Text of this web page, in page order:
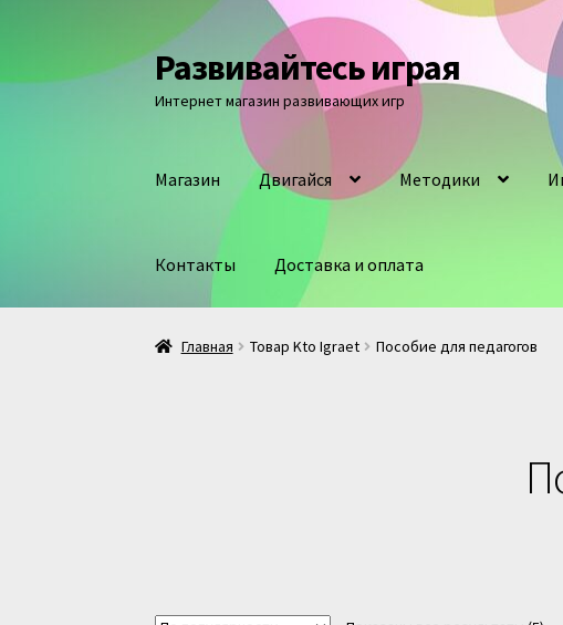
Перейти
к
навигации
Перейти
к
содержимому
Развивайтесь играя
Интернет магазин развивающих игр
Магазин Двигайся Методики
Контакты Доставка и оплата
Главная Товар Kto Igraet Пособие для педагогов